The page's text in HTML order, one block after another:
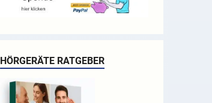
HÖRGERÄTE RATGEBER